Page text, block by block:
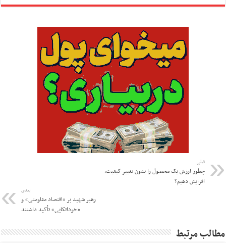
قبلی
چطور ارزش یک محصول را بدون تغییر کیفیت،
افزایش دهیم؟
بعدی
رهبر شهید بر «اقتصاد مقاومتی» و
«خوداتکایی» تأکید داشتند
مطالب مرتبط